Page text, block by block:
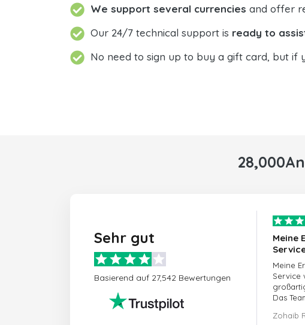
We support several currencies and offer
Our 24/7 technical support is ready to
No need to sign up to buy a gift card, but if
Sehr gut
Basierend auf 27,542 Bewertungen
Meine
mit
Meine
Service
Das
Zohaib